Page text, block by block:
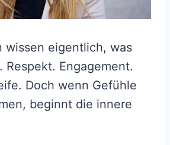
wissen eigentlich, was
Respekt. Engagement.
Doch wenn Gefühle
beginnt die innere